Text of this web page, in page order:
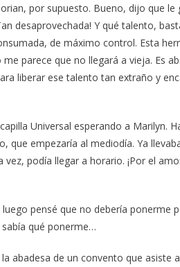
por supuesto. Bueno, dijo que le
desaprovechada! Y qué talento,
de máximo control. Esta
parece que no llegará a vieja. Es
liberar ese talento tan extraño y
Universal esperando a Marilyn.
empezaría al mediodía. Ya
podía llegar a horario. ¡Por el
pensé que no debería ponerme
qué ponerme…
abadesa de un convento que asiste